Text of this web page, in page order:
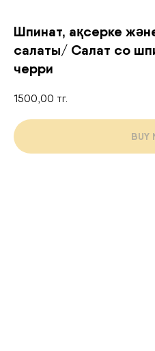
Шпинат, ақсерке
салаты/ Салат со
черри
1500,00 тг.
BUY